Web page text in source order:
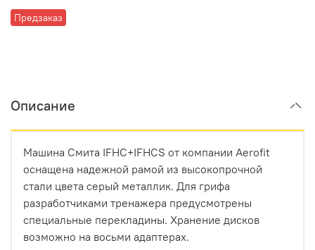
Предзаказ
Описание
Машина Смита IFHC+IFHCS от компании Aerofit
оснащена надежной рамой из высокопрочной
стали цвета серый металлик. Для грифа
разработчиками тренажера предусмотрены
специальные перекладины. Хранение дисков
возможно на восьми адаптерах.